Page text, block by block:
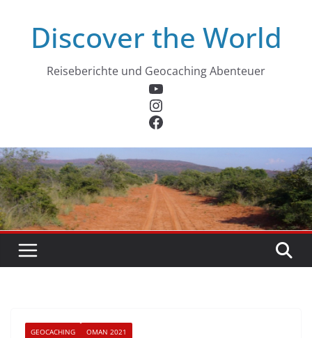
springenDiscover the World
Reiseberichte und Geocaching Abenteuer
YouTube
Instagram
Facebook
GEOCACHING OMAN 2021